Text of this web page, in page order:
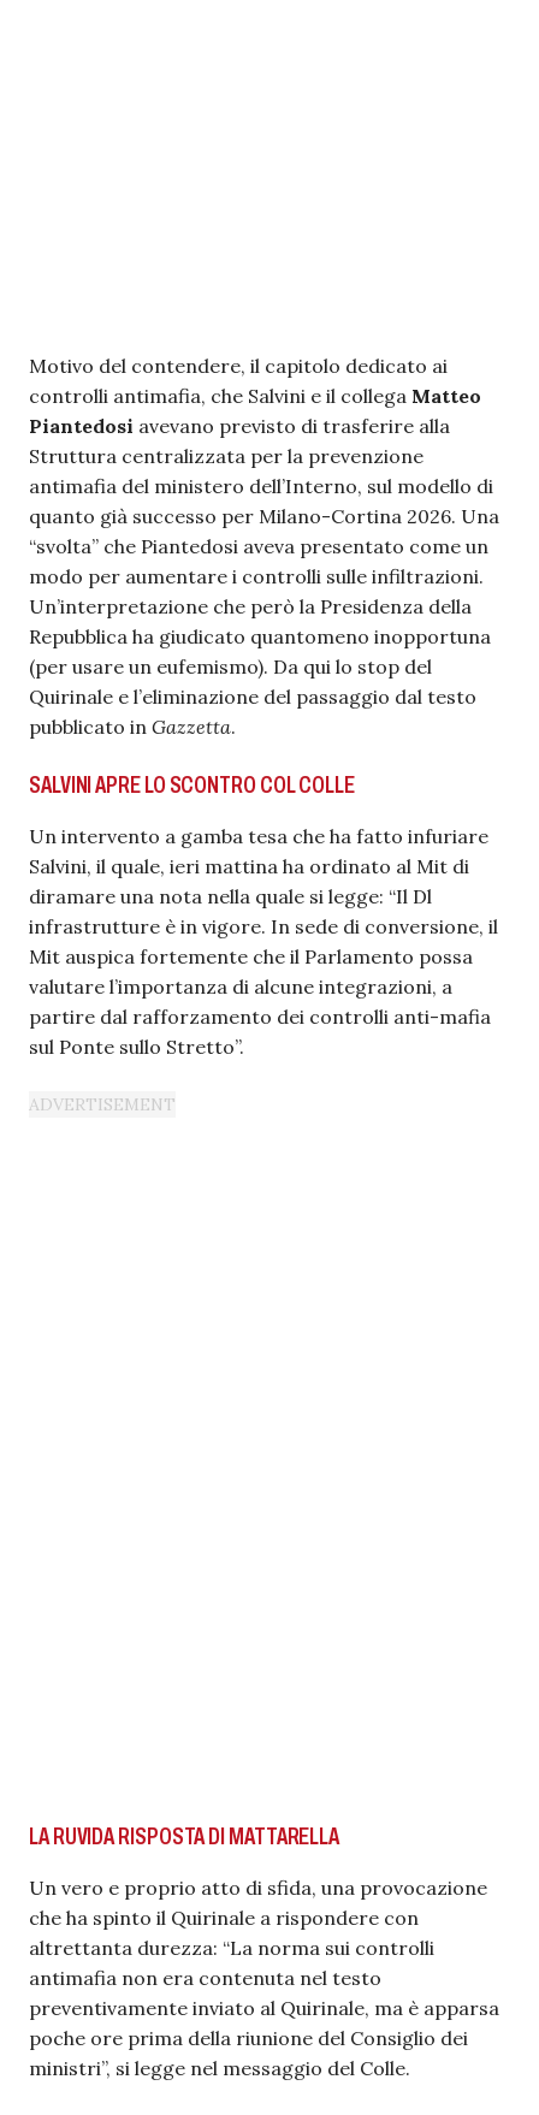
Motivo del contendere, il capitolo dedicato ai
controlli antimafia, che Salvini e il collega Matteo
Piantedosi avevano previsto di trasferire alla
Struttura centralizzata per la prevenzione
antimafia del ministero dell’Interno, sul modello di
quanto già successo per Milano-Cortina 2026. Una
“svolta” che Piantedosi aveva presentato come un
modo per aumentare i controlli sulle infiltrazioni.
Un’interpretazione che però la Presidenza della
Repubblica ha giudicato quantomeno inopportuna
(per usare un eufemismo). Da qui lo stop del
Quirinale e l’eliminazione del passaggio dal testo
pubblicato in Gazzetta.
SALVINI APRE LO SCONTRO COL COLLE
Un intervento a gamba tesa che ha fatto infuriare
Salvini, il quale, ieri mattina ha ordinato al Mit di
diramare una nota nella quale si legge: “Il Dl
infrastrutture è in vigore. In sede di conversione, il
Mit auspica fortemente che il Parlamento possa
valutare l’importanza di alcune integrazioni, a
partire dal rafforzamento dei controlli anti-mafia
sul Ponte sullo Stretto”.
LA RUVIDA RISPOSTA DI MATTARELLA
Un vero e proprio atto di sfida, una provocazione
che ha spinto il Quirinale a rispondere con
altrettanta durezza: “La norma sui controlli
antimafia non era contenuta nel testo
preventivamente inviato al Quirinale, ma è apparsa
poche ore prima della riunione del Consiglio dei
ministri”, si legge nel messaggio del Colle.